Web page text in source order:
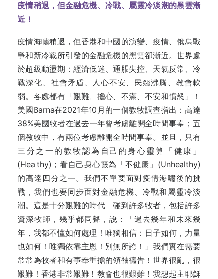
疫情稍退，但金融危機、冷戰、屬靈冷淡潮的黑雲漸
近！
疫情海嘯稍退，但香港和中國的演變、疫情、俄烏戰
爭和新冷戰所引發的金融危機的黑雲卻漸近。世界處
於超級動盪期：經濟低迷、通脹失控、天氣反常、冷
戰深化、社會矛盾、人心不安、民怨沸腾、教會軟
弱。各處都有「艱難、擔心、不滿、不安和憤怒」！
美國Barna在2021年10月的一個教牧調查指出：高達
38%美國牧者在過去一年曾考慮離開全時間事奉；五
個教牧中，有兩位考慮離開全時間事奉。並且，只有
三分之一的教牧認為自己的身心靈算「健康」
(Healthy)；看自己身心靈為「不健康」(Unhealthy)
的高達四分之一。我們不單要面對疫情海嘯後的挑
戰，我們也要同步面對金融危機、冷戰和屬靈冷淡
潮。這是十分艱難的時代！碰到許多牧者，包括許多
資深牧師，幾乎都同聲，說：「過去幾年和未來幾
年，我都不懂如何處理！唯獨相信：日子如何，力量
也如何！唯獨依靠主恩！別無所誇！」我們實在需要
常常為牧者和有事奉重擔的領袖禱告！世界很亂，很
艱難！香港非常艱難！教會也很艱難！我想起主耶穌